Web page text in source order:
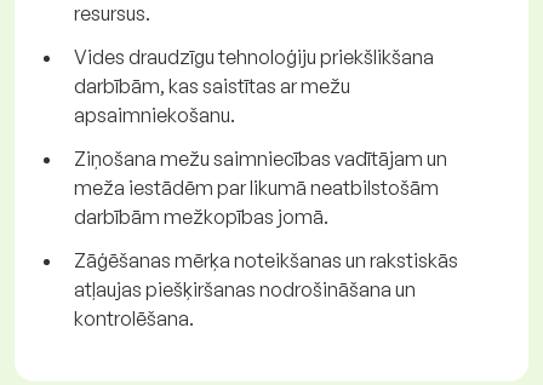
resursus.
Vides draudzīgu tehnoloģiju priekšlikšana
darbībām, kas saistītas ar mežu
apsaimniekošanu.
Ziņošana mežu saimniecības vadītājam un
meža iestādēm par likumā neatbilstošām
darbībām mežkopības jomā.
Zāģēšanas mērķa noteikšanas un rakstiskās
atļaujas piešķiršanas nodrošināšana un
kontrolēšana.